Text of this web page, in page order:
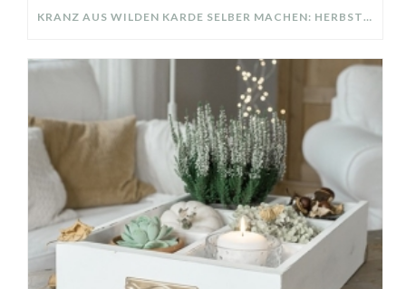
KRANZ AUS WILDEN KARDE SELBER MACHEN: HERBSTDEKO GANZ EINFACH